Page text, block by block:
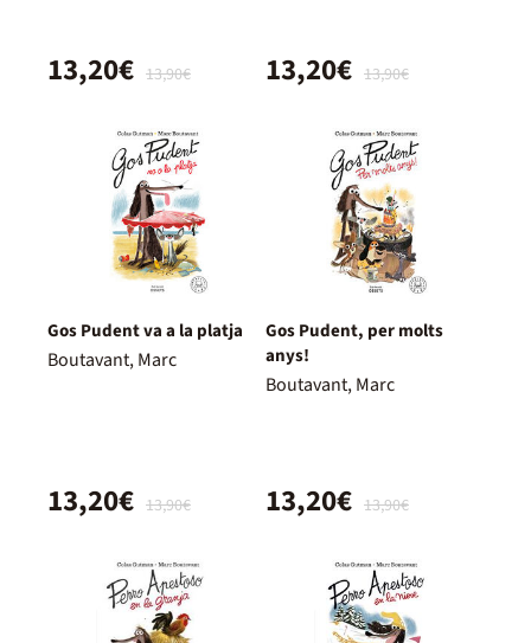
13,90€
13,20€ 13,90€
13,20€
Gos Pudent va a la platja
Boutavant, Marc
13,90€
13,20€
Gos Pudent, per molts
anys!
Boutavant, Marc
13,90€
13,20€